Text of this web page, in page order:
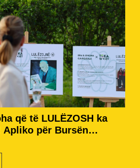
që të LULËZOSH ka
për Bursën